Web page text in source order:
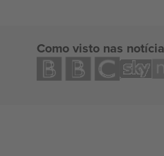
Como visto nas